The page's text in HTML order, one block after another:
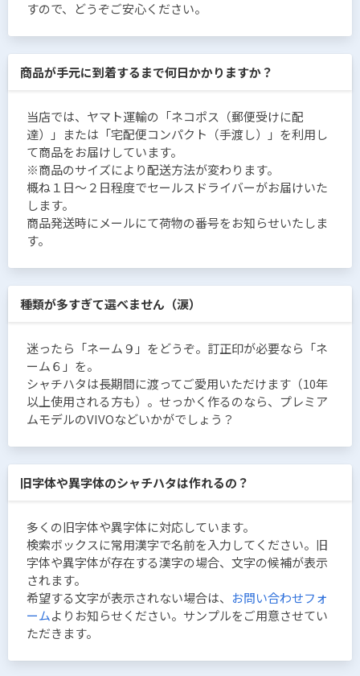
すので、どうぞご安心ください。
商品が手元に到着するまで何日かかりますか？
当店では、ヤマト運輸の「ネコポス（郵便受けに配
達）」または「宅配便コンパクト（手渡し）」を利用し
て商品をお届けしています。
※商品のサイズにより配送方法が変わります。
概ね１日〜２日程度でセールスドライバーがお届けいた
します。
商品発送時にメールにて荷物の番号をお知らせいたしま
す。
種類が多すぎて選べません（涙）
迷ったら「ネーム９」をどうぞ。訂正印が必要なら「ネ
ーム６」を。
シャチハタは長期間に渡ってご愛用いただけます（10年
以上使用される方も）。せっかく作るのなら、プレミア
ムモデルのVIVOなどいかがでしょう？
旧字体や異字体のシャチハタは作れるの？
多くの旧字体や異字体に対応しています。
検索ボックスに常用漢字で名前を入力してください。旧
字体や異字体が存在する漢字の場合、文字の候補が表示
されます。
希望する文字が表示されない場合は、 お問い合わせフォ
ームよりお知らせください。サンプルをご用意させてい
ただきます。